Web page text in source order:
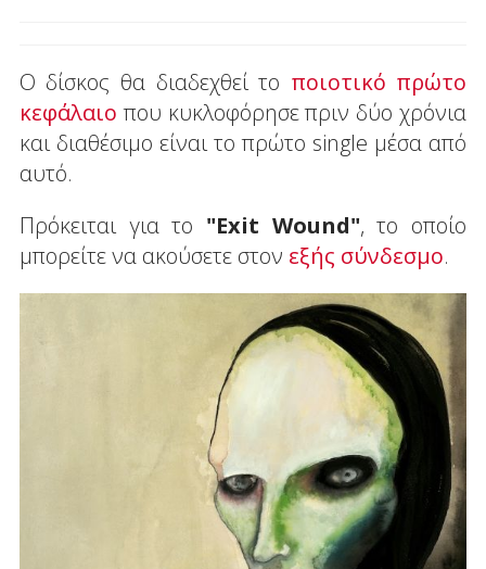
Ο δίσκος θα διαδεχθεί το ποιοτικό πρώτο
κεφάλαιο που κυκλοφόρησε πριν δύο χρόνια
και διαθέσιμο είναι το πρώτο single μέσα από
αυτό.
Πρόκειται για το "Exit Wound", το οποίο
μπορείτε να ακούσετε στον εξής σύνδεσμο.